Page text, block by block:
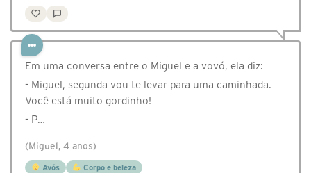
Em uma conversa entre o Miguel e a vovó, ela diz:
- Miguel, segunda vou te levar para uma caminhada.
Você está muito gordinho!
- P…
(Miguel, 4 anos)
Avós Corpo e beleza